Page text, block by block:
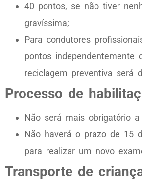
40 pontos, se não tiver
gravíssima;
Para condutores
pontos independentemente
reciclagem preventiva será
Processo de
Não será mais obrigatório
Não haverá o prazo de 15
para realizar um novo
Transporte de